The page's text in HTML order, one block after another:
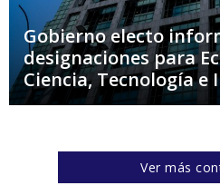
Gobierno electo
designaciones para
Ciencia, Tecnología e
Ver más